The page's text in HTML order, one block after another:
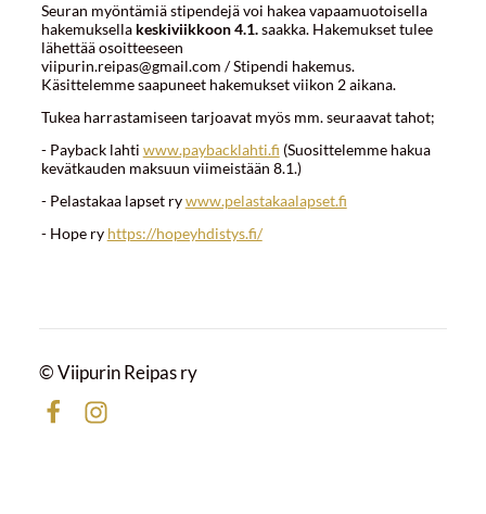
Seuran myöntämiä stipendejä voi hakea vapaamuotoisella
hakemuksella keskiviikkoon 4.1.saakka. Hakemukset tulee
lähettää osoitteeseen
viipurin.reipas@gmail.com / Stipendi hakemus.
Käsittelemme saapuneet hakemukset viikon 2 aikana.
Tukea harrastamiseen tarjoavat myös mm. seuraavat tahot;
- Payback lahti www.paybacklahti.fi (Suosittelemme hakua
kevätkauden maksuun viimeistään 8.1.)
- Pelastakaa lapset rywww.pelastakaalapset.fi
- Hope ry https://hopeyhdistys.fi/
© Viipurin Reipas ry